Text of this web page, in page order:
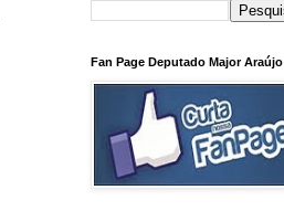
Fan Page Deputado Major Araújo